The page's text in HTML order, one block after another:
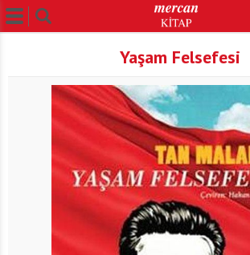
Yaşam Felsefesi